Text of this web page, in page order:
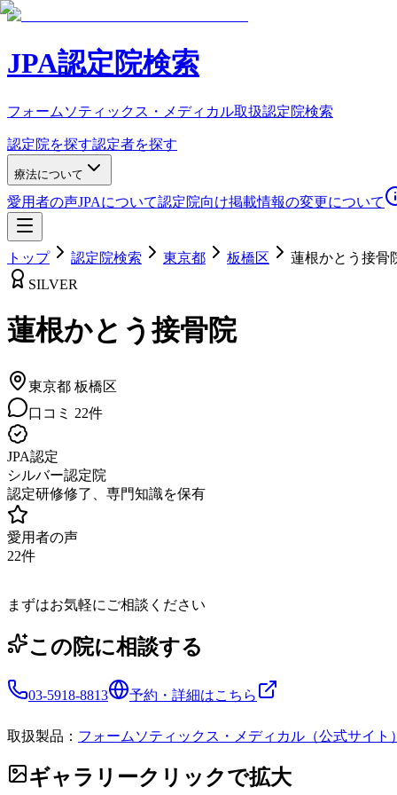
JPA認定院検索
フォームソティックス・メディカル取扱認定院検索
認定院を探す認定者を探す
療法について
愛用者の声JPAについて認定院向け掲載情報の変更について
トップ 認定院検索 東京都 板橋区
蓮根かとう接骨
SILVER
蓮根かとう接骨院
東京都 板橋区
口コミ 22件
JPA認定
シルバー認定院
認定研修修了、専門知識を保有
愛用者の声
22件
まずはお気軽にご相談ください
この院に相談する
03-5918-8813 予約・詳細はこちら
取扱製品： フォームソティックス・メディカル（公式サイト
ギャラリークリックで拡大